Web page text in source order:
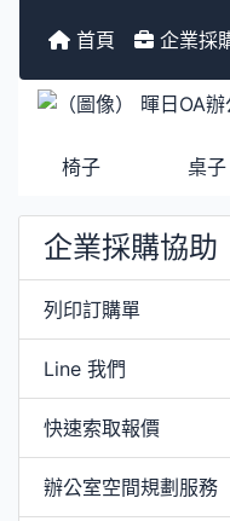
首頁 企業採
椅子 桌子
企業採購協助
列印訂購單
Line 我們
快速索取報價
辦公室空間規劃服務